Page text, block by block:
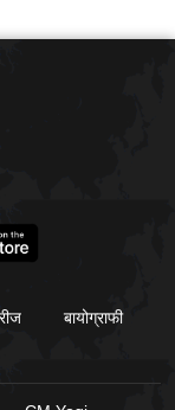
बायोग्राफी